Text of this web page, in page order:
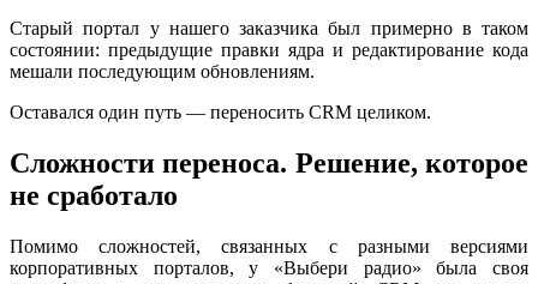
Старый портал у нашего заказчика был примерно в таком
состоянии: предыдущие правки ядра и редактирование кода
мешали последующим обновлениям.
Оставался один путь — переносить CRM целиком.
Сложности переноса. Решение, которое
не сработало
Помимо сложностей, связанных с разными версиями
корпоративных порталов, у «Выбери радио» была своя